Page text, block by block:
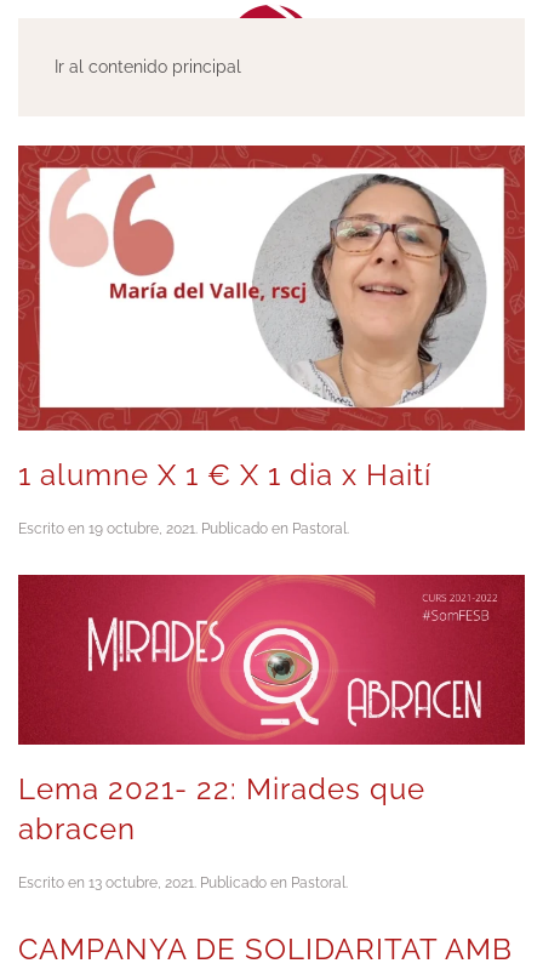
Ir al contenido principal
1 alumne X 1 € X 1 dia x Haití
Escrito en 19 octubre, 2021. Publicado en Pastoral.
Lema 2021- 22: Mirades que
abracen
Escrito en 13 octubre, 2021 . Publicado en Pastoral
CAMPANYA DE SOLIDARITAT AMB